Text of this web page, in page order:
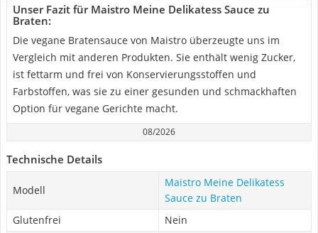
Unser Fazit für Maistro Meine Delikatess Sauce zu
Braten:
Die vegane Bratensauce von Maistro überzeugte uns im
Vergleich mit anderen Produkten. Sie enthält wenig Zucker,
ist fettarm und frei von Konservierungsstoffen und
Farbstoffen, was sie zu einer gesunden und schmackhaften
Option für vegane Gerichte macht.
08/2026
Technische Details
Modell
Maistro Meine Delikatess
Sauce zu Braten
Glutenfrei
Nein